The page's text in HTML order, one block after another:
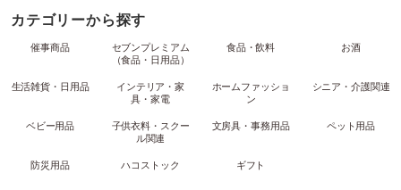
カテゴリーから探す
催事商品
セブンプレミアム
（食品・日用品）
食品・飲料 お酒
生活雑貨・日用品
インテリア・家
具・家電
ホームファッショ
ン
シニア・介護関連
ベビー用品
子供衣料・スクー
ル関連
文房具・事務用品 ペット用品
防災用品 ハコストック ギフト